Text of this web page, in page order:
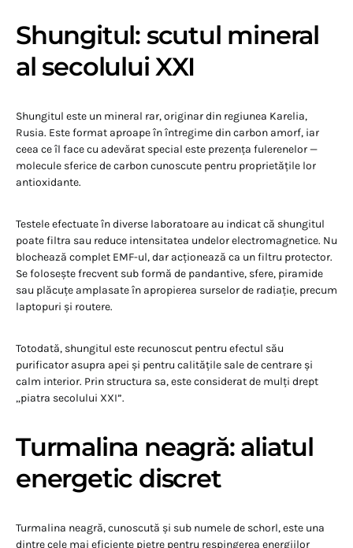
Shungitul: scutul mineral
al secolului XXI
Shungitul este un mineral rar, originar din regiunea Karelia,
Rusia. Este format aproape în întregime din carbon amorf, iar
ceea ce îl face cu adevărat special este prezența fulerenelor —
molecule sferice de carbon cunoscute pentru proprietățile lor
antioxidante.
Testele efectuate în diverse laboratoare au indicat că shungitul
poate filtra sau reduce intensitatea undelor electromagnetice. Nu
blochează complet EMF-ul, dar acționează ca un filtru protector.
Se folosește frecvent sub formă de pandantive, sfere, piramide
sau plăcuțe amplasate în apropierea surselor de radiație, precum
laptopuri și routere.
Totodată, shungitul este recunoscut pentru efectul său
purificator asupra apei și pentru calitățile sale de centrare și
calm interior. Prin structura sa, este considerat de mulți drept
„piatra secolului XXI”.
Turmalina neagră: aliatul
energetic discret
Turmalina neagră, cunoscută și sub numele de schorl, este una
dintre cele mai eficiente pietre pentru respingerea energiilor